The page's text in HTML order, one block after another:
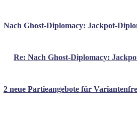
Nach Ghost-Diplomacy: Jackpot-
Re: Nach Ghost-Diplomacy:
2 neue Partieangebote für